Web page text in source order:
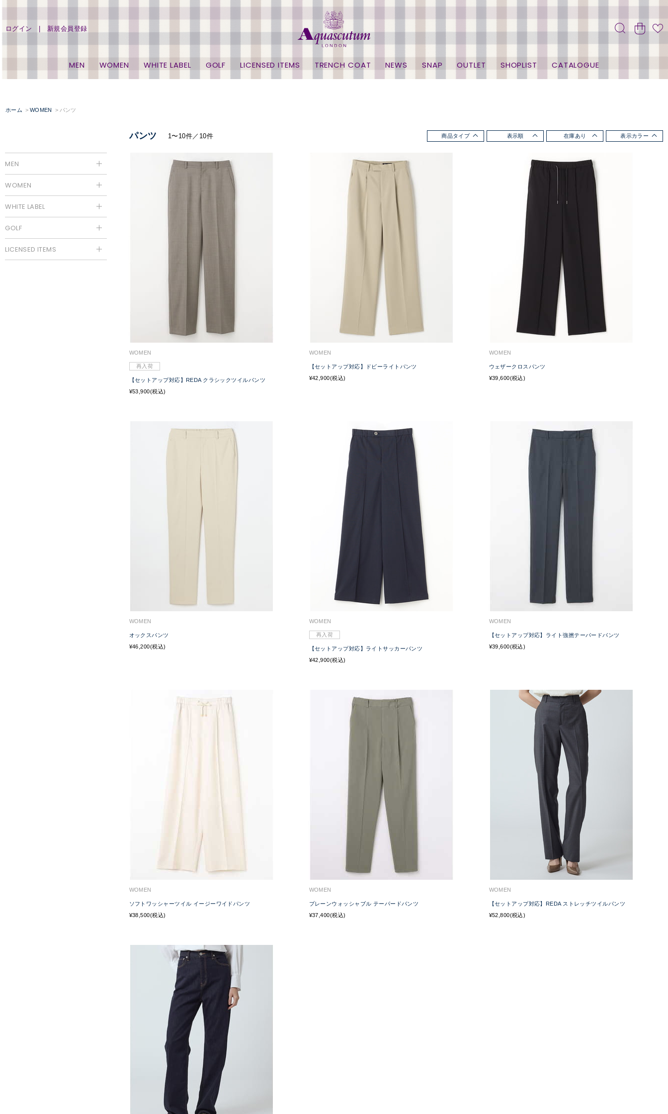
ログイン 新規会員登録
MEN WOMEN WHITE LABEL GOLF LICENSED ITEMS TRENCH COAT NEWS SNAP OUTLET SHOPLIST CATALOGUE
ホーム WOMEN パンツ
パンツ 1〜10件／10件 商品タイプ 表示順 在庫あり 表示カラー
MEN
WOMEN
WHITE LABEL
GOLF
LICENSED ITEMS
WOMEN
再入荷
【セットアップ対応】REDA クラシックツイルパンツ
¥53,900(税込)
WOMEN
【セットアップ対応】ドビーライトパンツ
¥42,900(税込)
WOMEN
ウェザークロスパンツ
¥39,600(税込)
WOMEN
オックスパンツ
¥46,200(税込)
WOMEN
再入荷
【セットアップ対応】ライトサッカーパンツ
¥42,900(税込)
WOMEN
【セットアップ対応】ライト強撚テーパードパンツ
¥39,600(税込)
WOMEN
ソフトワッシャーツイル イージーワイドパンツ
¥38,500(税込)
WOMEN
プレーンウォッシャブル テーパードパンツ
¥37,400(税込)
WOMEN
【セットアップ対応】REDA ストレッチツイルパンツ
¥52,800(税込)